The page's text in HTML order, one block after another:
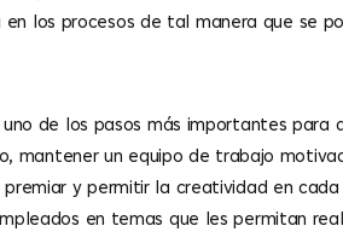
los procesos de tal manera que se
uno de los pasos más importantes
mantener un equipo de trabajo
y permitir la creatividad en
en temas que les permitan